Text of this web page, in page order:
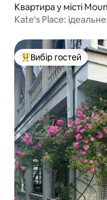
Квартира у місті
Kate's Place:
Топ вибір гостей
Вибір гостей